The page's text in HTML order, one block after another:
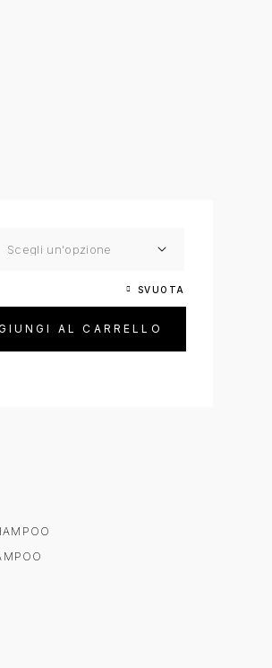
prezzo: da €19.90 a €29.90
SVUOTA
AL CARRELLO